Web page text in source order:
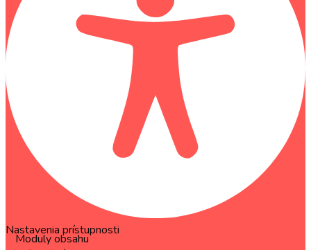
Nastavenia prístupnosti
Moduly obsahu